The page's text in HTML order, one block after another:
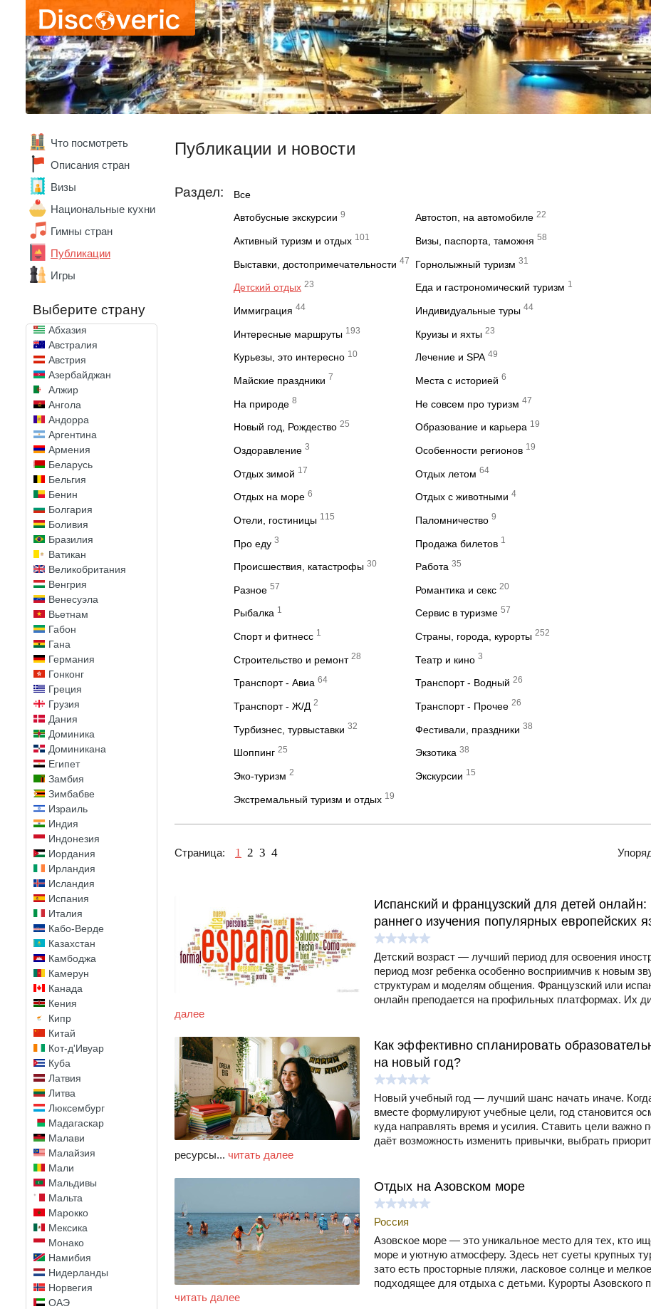
Что посмотреть
Описания стран
Визы
Национальные кухни
Гимны стран
Публикации
Игры
Выберите страну
Абхазия
Австралия
Австрия
Азербайджан
Алжир
Ангола
Андорра
Аргентина
Армения
Беларусь
Бельгия
Бенин
Болгария
Боливия
Бразилия
Ватикан
Великобритания
Венгрия
Венесуэла
Вьетнам
Габон
Гана
Германия
Гонконг
Греция
Грузия
Дания
Доминика
Доминикана
Египет
Замбия
Зимбабве
Израиль
Индия
Индонезия
Иордания
Ирландия
Исландия
Испания
Италия
Кабо-Верде
Казахстан
Камбоджа
Камерун
Канада
Кения
Кипр
Китай
Кот-д'Ивуар
Куба
Латвия
Литва
Люксембург
Мадагаскар
Малави
Малайзия
Мали
Мальдивы
Мальта
Марокко
Мексика
Монако
Намибия
Нидерланды
Норвегия
ОАЭ
Публикации и новости
Раздел: Все
Автобусные экскурсии 9 Автостоп, на автомобиле 22
Активный туризм и отдых 101 Визы, паспорта, таможня 58
Выставки, достопримечательности 47 Горнолыжный туризм 31
Детский отдых 23 Еда и гастрономический туризм 1
Иммиграция 44 Индивидуальные туры 44
Интересные маршруты 193 Круизы и яхты 23
Курьезы, это интересно 10 Лечение и SPA 49
Майские праздники 7 Места с историей 6
На природе 8 Не совсем про туризм 47
Новый год, Рождество 25 Образование и карьера 19
Оздоравление 3 Особенности регионов 19
Отдых зимой 17 Отдых летом 64
Отдых на море 6 Отдых с животными 4
Отели, гостиницы 115 Паломничество 9
Про еду 3 Продажа билетов 1
Происшествия, катастрофы 30 Работа 35
Разное 57 Романтика и секс 20
Рыбалка 1 Сервис в туризме 57
Спорт и фитнесс 1 Страны, города, курорты 252
Строительство и ремонт 28 Театр и кино 3
Транспорт - Авиа 64 Транспорт - Водный 26
Транспорт - Ж/Д 2 Транспорт - Прочее 26
Турбизнес, турвыставки 32 Фестивали, праздники 38
Шоппинг 25 Экзотика 38
Эко-туризм 2 Экскурсии 15
Экстремальный туризм и отдых 19
Страница: 1 2 3 4
Испанский и французский для детей
раннего изучения популярных европейских
Детский возраст — лучший период для освоения
период мозг ребенка особенно восприимчив к новым
структурам и моделям общения. Французский или
онлайн преподается на профильных платформах. Их
далее
Как эффективно спланировать
на новый год?
Новый учебный год — лучший шанс начать иначе.
вместе формулируют учебные цели, год становится
куда направлять время и усилия. Ставить цели важно
даёт возможность изменить привычки, выбрать
ресурсы... читать далее
Отдых на Азовском море
Россия
Азовское море — это уникальное место для тех, кто
море и уютную атмосферу. Здесь нет суеты крупных
зато есть просторные пляжи, ласковое солнце и
подходящее для отдыха с детьми. Курорты Азовского
читать далее